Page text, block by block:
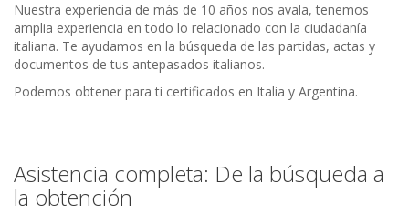
Nuestra experiencia de más de 10 años nos avala, tenemos
amplia experiencia en todo lo relacionado con la ciudadanía
italiana. Te ayudamos en la búsqueda de las partidas, actas y
documentos de tus antepasados italianos.
Podemos obtener para ti certificados en Italia y Argentina.
Asistencia completa: De la búsqueda a
la obtención